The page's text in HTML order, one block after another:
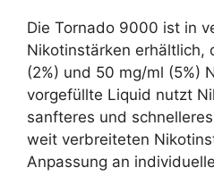
Die Tornado 9000 ist in
Nikotinstärken erhältlich,
(2%) und 50 mg/ml (5%)
vorgefüllte Liquid nutzt
sanfteres und
weit verbreiteten
Anpassung an